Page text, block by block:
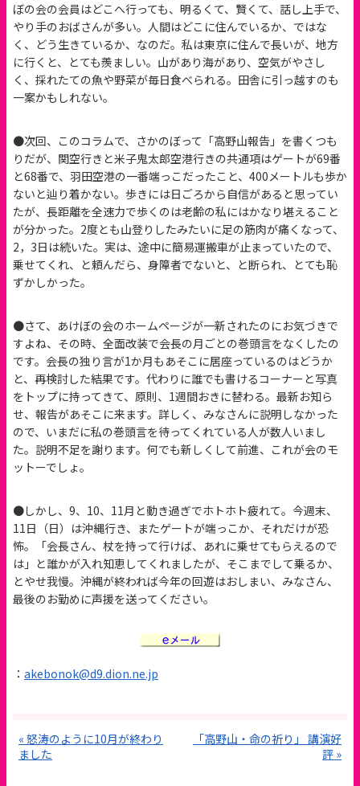
ぼの会の会員はどこへ行っても、明るくて、賢くて、話し上手で、
やり手のおばさんが多い。人間はどこに住んでいるか、ではな
く、どう生きているか、なのだ。私は東京に住んで長いが、地方
に行くと、とても羨ましい。山があり海があり、空気がやさし
く、採れたての魚や野菜が毎日食べられる。田舎に引っ越すのも
一案かもしれない。
●次回、このコラムで、さかのぼって「高野山報告」を書くつも
りだが、関空行きと米子鬼太郎空港行きの共通項はゲートが69番
と68番で、羽田空港の一番端っこだったこと、400メートルも歩か
ないと辿り着かない。歩きには日ごろから自信があると思ってい
たが、長距離を全速力で歩くのは老齢の私にはかなり堪えること
が分かった。2度とも山登りしたみたいに足の筋肉が痛くなって、
2，3日は続いた。実は、途中に簡易運搬車が止まっていたので、
乗せてくれ、と頼んだら、身障者でないと、と断られ、とても恥
ずかしかった。
●さて、あけぼの会のホームページが一新されたのにお気づきで
すよね、その時、全面改装で会長の月ごとの巻頭言をなくしたの
です。会長の独り言が1か月もあそこに居座っているのはどうか
と、再検討した結果です。代わりに誰でも書けるコーナーと写真
をトップに持ってきて、原則、1週間おきに替わる。最新お知ら
せ、報告があそこに来ます。詳しく、みなさんに説明しなかった
ので、いまだに私の巻頭言を待ってくれている人が数人いまし
た。説明不足を謝ります。何でも新しくして前進、これが会のモ
ットーでしょ。
●しかし、9、10、11月と動き過ぎでホトホト疲れて。今週末、
11日（日）は沖縄行き、またゲートが端っこか、それだけが恐
怖。「会長さん、杖を持って行けば、あれに乗せてもらえるので
は」と誰かが入れ知恵してくれましたが、そこまでして乗るか、
とやせ我慢。沖縄が終われば今年の回遊はおしまい、みなさん、
最後のお勤めに声援を送ってください。
： akebonok@d9.dion.ne.jp
« 怒涛のように10月が終わり
ました
「高野山・命の祈り」 講演好
評 »